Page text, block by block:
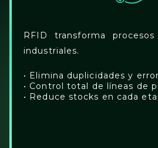
RFID transforma
industriales.
• Elimina duplicidades y
• Control total de líneas de
• Reduce stocks en cada